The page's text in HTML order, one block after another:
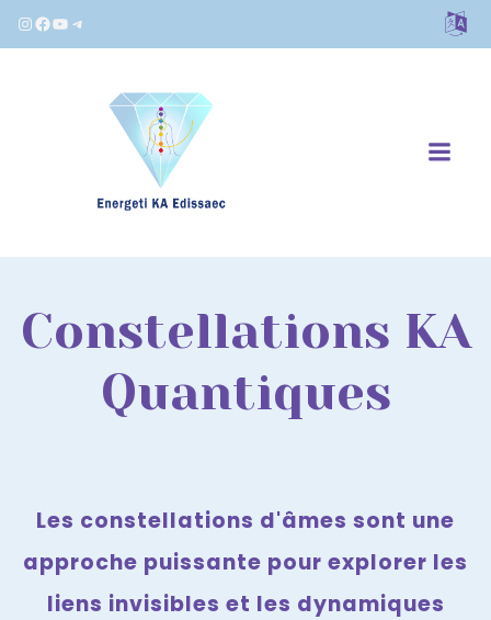
Instagram
Facebook
YouTube
Telegram
Constellations KA
Quantiques
Les constellations d'âmes sont une
approche puissante pour explorer les
liens invisibles et les dynamiques